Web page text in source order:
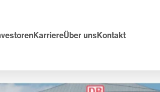
KarriereÜber unsKontakt